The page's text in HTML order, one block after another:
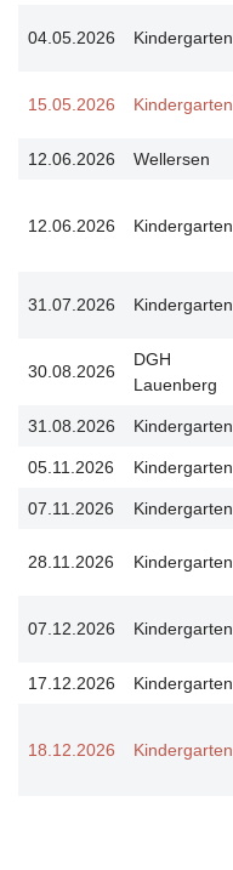
04.05.2026 Kindergarten
15.05.2026 Kindergarten
12.06.2026 Wellersen
12.06.2026 Kindergarten
31.07.2026 Kindergarten
30.08.2026
DGH
Lauenberg
31.08.2026 Kindergarten
05.11.2026 Kindergarten
07.11.2026 Kindergarten
28.11.2026 Kindergarten
07.12.2026 Kindergarten
17.12.2026 Kindergarten
18.12.2026 Kindergarten